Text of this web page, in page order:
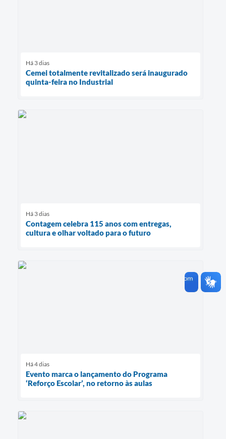
Há 3 dias
Cemei totalmente revitalizado será inaugurado
quinta-feira no Industrial
Há 3 dias
Contagem celebra 115 anos com entregas,
cultura e olhar voltado para o futuro
Há 4 dias
Evento marca o lançamento do Programa
‘Reforço Escolar’, no retorno às aulas